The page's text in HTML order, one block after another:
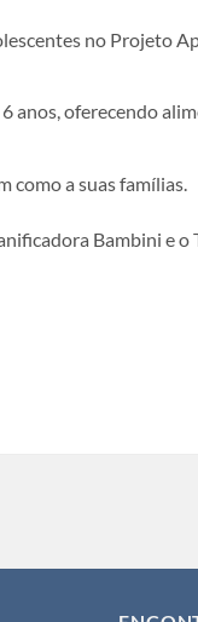
no Projeto
oferecendo
como a suas famílias.
Bambini e o